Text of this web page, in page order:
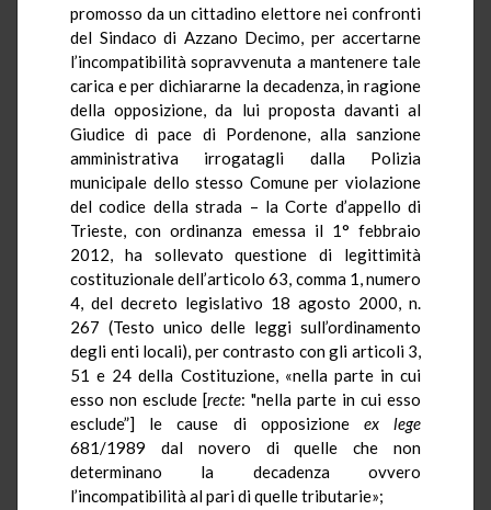
promosso da un cittadino elettore nei confronti
del Sindaco di Azzano Decimo, per accertarne
l’incompatibilità sopravvenuta a mantenere tale
carica e per dichiararne la decadenza, in ragione
della opposizione, da lui proposta davanti al
Giudice di pace di Pordenone, alla sanzione
amministrativa irrogatagli dalla Polizia
municipale dello stesso Comune per violazione
del codice della strada – la Corte d’appello di
Trieste, con ordinanza emessa il 1° febbraio
2012, ha sollevato questione di legittimità
costituzionale dell’articolo 63, comma 1, numero
4, del decreto legislativo 18 agosto 2000, n.
267 (Testo unico delle leggi sull’ordinamento
degli enti locali), per contrasto con gli articoli 3,
51 e 24 della Costituzione, «nella parte in cui
esso non esclude [recte: "nella parte in cui esso
esclude”]
le cause di opposizione ex lege
681/1989 dal novero di quelle che non
determinano la decadenza ovvero
l’incompatibilità al pari di quelle tributarie»;